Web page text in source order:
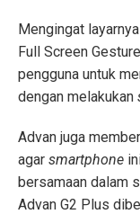
Mengingat
Full Screen
pengguna untuk
dengan melakukan
Advan juga
agar smartphone
bersamaan dalam
Advan G2 Plus